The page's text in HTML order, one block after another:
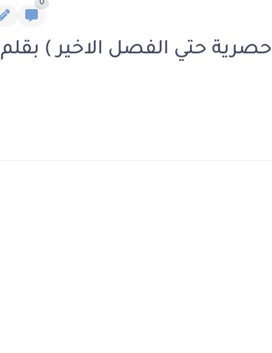
0
حتي الفصل الاخير ) بقلم